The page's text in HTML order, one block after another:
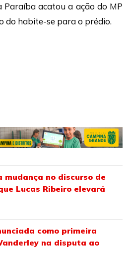
Paraíba acatou a ação do MP
do habite-se para o prédio.
mudança no discurso de
Lucas Ribeiro elevará
como primeira
na disputa ao